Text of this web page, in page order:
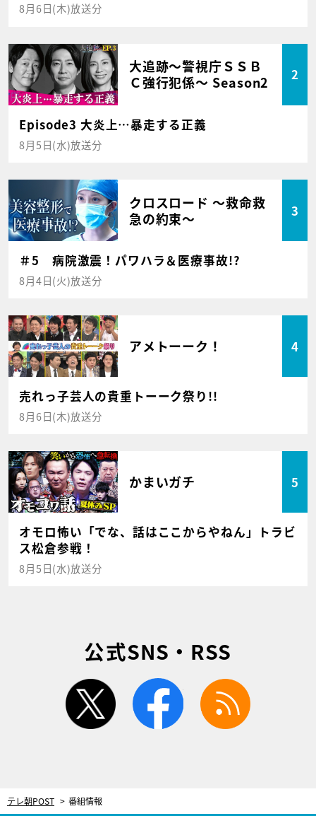
8月6日(木)放送分
大追跡～警視庁ＳＳＢ
Ｃ強行犯係～ Season2
2
Episode3 大炎上…暴走する正義
8月5日(水)放送分
クロスロード ～救命救
急の約束～
3
＃5 病院激震！パワハラ＆医療事故!?
8月4日(火)放送分
アメトーーク！ 4
売れっ子芸人の貴重トーーク祭り!!
8月6日(木)放送分
かまいガチ 5
オモロ怖い「でな、話はここからやねん」トラビ
ス松倉参戦！
8月5日(水)放送分
公式SNS・RSS
twitter facebook
テレ朝POST 番組情報